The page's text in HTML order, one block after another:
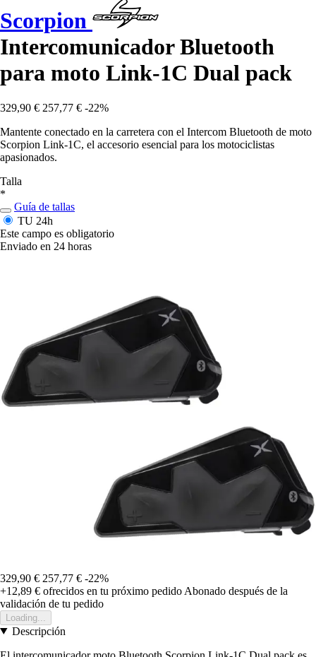
Scorpion
Intercomunicador Bluetooth
para moto Link-1C Dual pack
329,90 € 257,77 € -22%
Mantente conectado en la carretera con el Intercom Bluetooth de moto
Scorpion Link-1C, el accesorio esencial para los motociclistas
apasionados.
Talla
*
Guía de tallas
TU 24h
Este campo es obligatorio
Enviado en 24 horas
329,90 € 257,77 € -22%
+12,89 € ofrecidos en tu próximo pedido Abonado después de la
validación de tu pedido
Loading...
Descripción